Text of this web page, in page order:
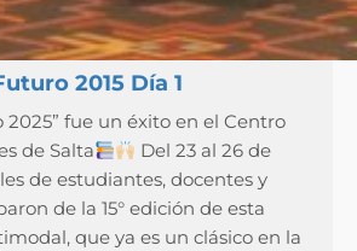
2015 Día 1
2025” fue un éxito en el Centro
de Salta
Del 23 al 26 de
de estudiantes, docentes y
de la 15° edición de esta
que ya es un clásico en la